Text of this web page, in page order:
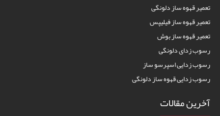
تعمیر قهوه ساز دلونگی
تعمیر قهوه ساز فیلیپس
تعمیر قهوه ساز بوش
رسوب زدای دلونگی
رسوب زدایی اسپرسو ساز
رسوب زدایی قهوه ساز دلونگی
آخرین مقالات